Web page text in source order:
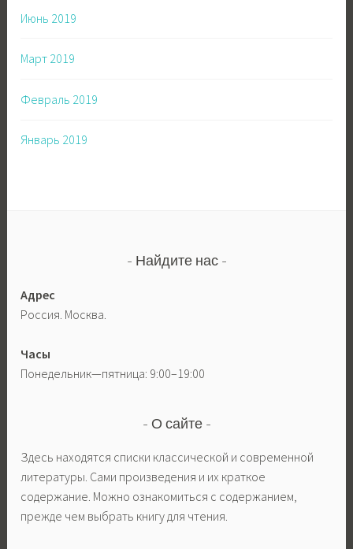
Июнь 2019
Март 2019
Февраль 2019
Январь 2019
Найдите нас
Адрес
Россия. Москва.
Часы
Понедельник—пятница: 9:00–19:00
О сайте
Здесь находятся списки классической и современной
литературы. Сами произведения и их краткое
содержание. Можно ознакомиться с содержанием,
прежде чем выбрать книгу для чтения.